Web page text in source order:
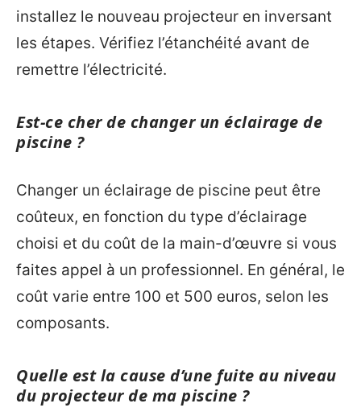
installez le nouveau projecteur en inversant
les étapes. Vérifiez l’étanchéité avant de
remettre l’électricité.
Est-ce cher de changer un éclairage de
piscine ?
Changer un éclairage de piscine peut être
coûteux, en fonction du type d’éclairage
choisi et du coût de la main-d’œuvre si vous
faites appel à un professionnel. En général, le
coût varie entre 100 et 500 euros, selon les
composants.
Quelle est la cause d’une fuite au niveau
du projecteur de ma piscine ?